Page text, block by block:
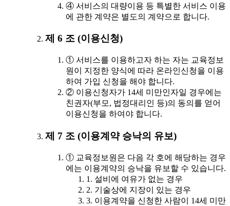
④ 서비스의 대량이용 등 특별한 서비스 이용
에 관한 계약은 별도의 계약으로 합니다.
제 6 조 (이용신청)
① 서비스를 이용하고자 하는 자는 교육정보
원이 지정한 양식에 따라 온라인신청을 이용
하여 가입 신청을 해야 합니다.
② 이용신청자가 14세 미만인자일 경우에는
친권자(부모, 법정대리인 등)의 동의를 얻어
이용신청을 하여야 합니다.
제 7 조 (이용계약 승낙의 유보)
① 교육정보원은 다음 각 호에 해당하는 경우
에는 이용계약의 승낙을 유보할 수 있습니다.
1. 설비에 여유가 없는 경우
2. 기술상에 지장이 있는 경우
3. 이용계약을 신청한 사람이 14세 미만